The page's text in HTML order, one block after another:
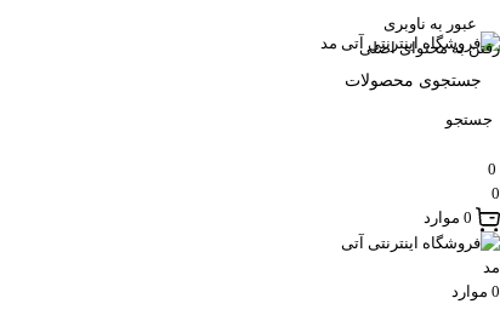
عبور به ناوبری
رفتن به محتوای اصلی
جستجو
0
0
0 موارد
0 موارد